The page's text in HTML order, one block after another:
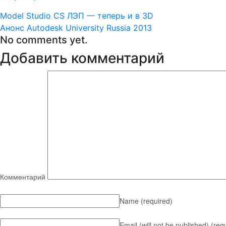
Model Studio CS ЛЭП — теперь и в 3D
Анонс Autodesk University Russia 2013
No comments yet.
Добавить комментарий
Комментарий
Name (required)